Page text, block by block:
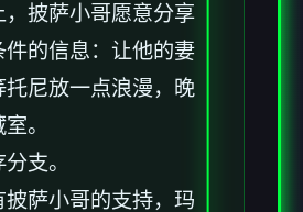
，披萨小哥愿意分享
件的信息：让他的妻
托尼放一点浪漫，晚
。
支。
披萨小哥的支持，玛